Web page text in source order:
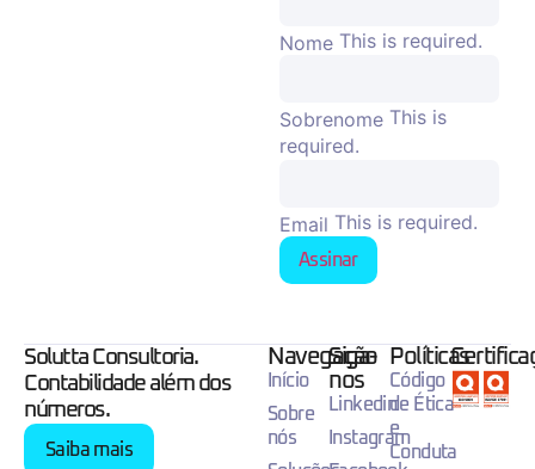
Nome This is required.
Sobrenome This is
required.
Email This is required.
Assinar
Solutta Consultoria.
Contabilidade além dos
números.
Saiba mais
Navegação
Início
Sobre
nós
Siga-
nos
Linkedin
Instagram
Políticas
Código
de Ética
e
Conduta